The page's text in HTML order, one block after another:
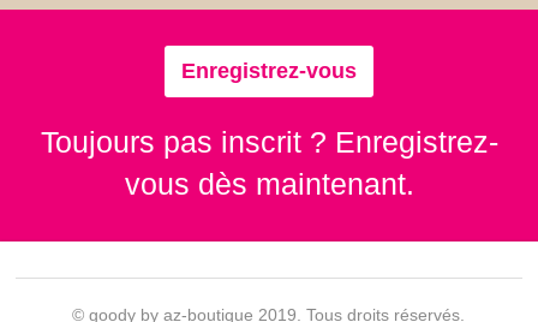
Enregistrez-vous
Toujours pas inscrit ? Enregistrez-
vous dès maintenant.
© goody by az-boutique 2019. Tous droits réservés.